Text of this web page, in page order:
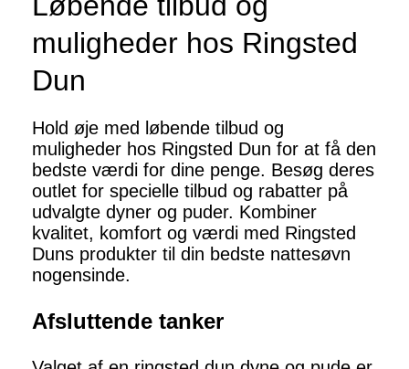
muligheder hos Ringsted
Dun
Hold øje med løbende tilbud og
muligheder hos Ringsted Dun for at få den
bedste værdi for dine penge. Besøg deres
outlet for specielle tilbud og rabatter på
udvalgte dyner og puder. Kombiner
kvalitet, komfort og værdi med Ringsted
Duns produkter til din bedste nattesøvn
nogensinde.
Afsluttende tanker